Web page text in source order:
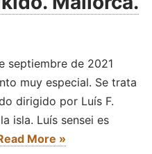
septiembre de 2021
muy especial. Se trata
dirigido por Luís F.
isla. Luís sensei es
More »